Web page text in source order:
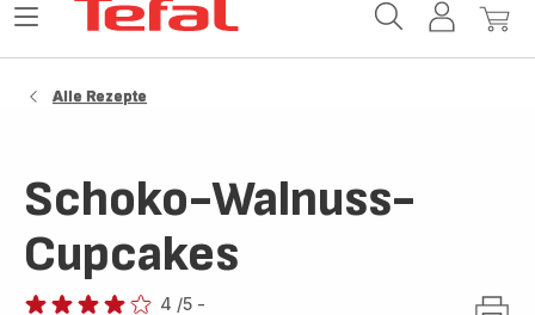
Mein
Mein
Das
Alle Rezepte
Schoko-Walnuss-
Cupcakes
4 /5 -